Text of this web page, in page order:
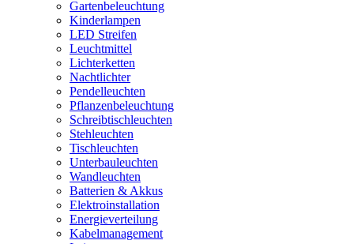
Gartenbeleuchtung
Kinderlampen
LED Streifen
Leuchtmittel
Lichterketten
Nachtlichter
Pendelleuchten
Pflanzenbeleuchtung
Schreibtischleuchten
Stehleuchten
Tischleuchten
Unterbauleuchten
Wandleuchten
Batterien & Akkus
Elektroinstallation
Energieverteilung
Kabelmanagement